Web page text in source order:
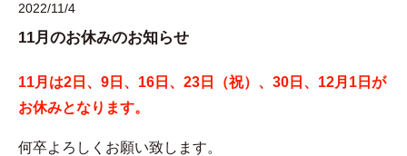
2022/11/4
11月のお休みのお知らせ
11月は2日、9日、16日、23日（祝）、30日、12月1日が
お休みとなります。
何卒よろしくお願い致します。